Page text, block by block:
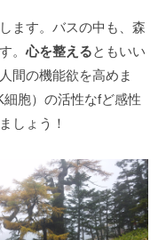
ます。バスの中も、森
。心を整えるともいい
間の機能欲を高めま
胞）の活性なfど感性
しょう！